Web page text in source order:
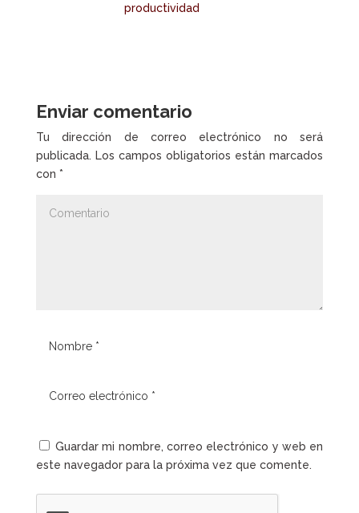
productividad
Enviar comentario
Tu dirección de correo electrónico no será
publicada. Los campos obligatorios están marcados
con *
Guardar mi nombre, correo electrónico y web en
este navegador para la próxima vez que comente.